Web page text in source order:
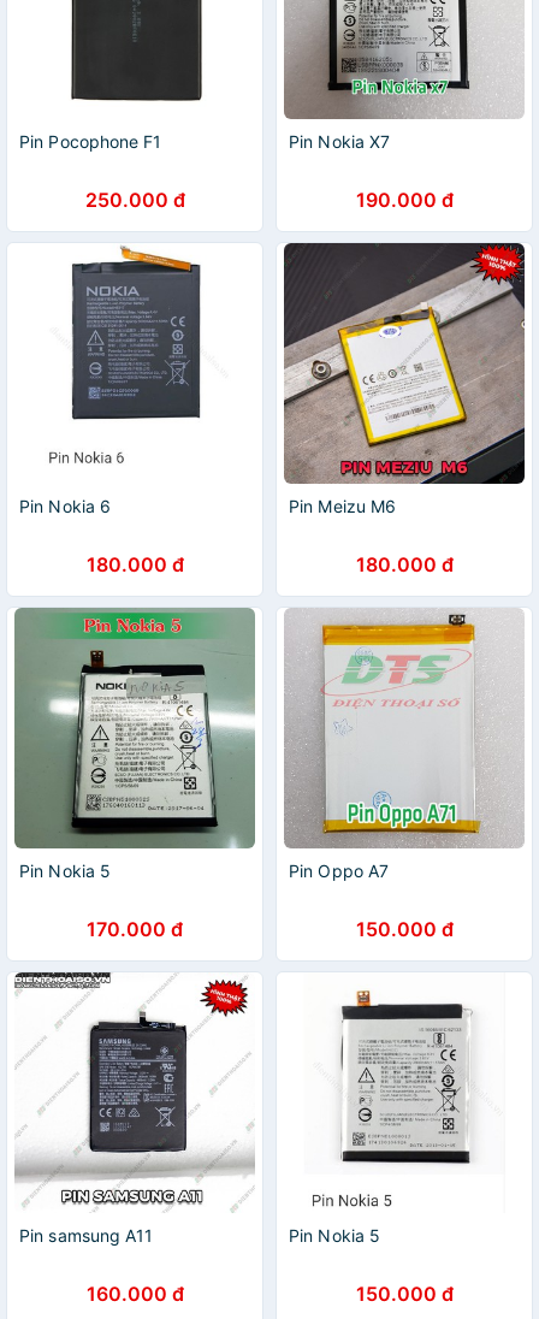
Pin Pocophone F1
250.000 đ
Pin Nokia X7
190.000 đ
Pin Nokia 6
180.000 đ
Pin Meizu M6
180.000 đ
Pin Nokia 5
170.000 đ
Pin Oppo A7
150.000 đ
Pin samsung A11
160.000 đ
Pin Nokia 5
150.000 đ